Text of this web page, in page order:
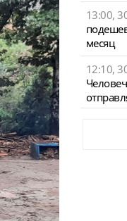
13:00,
месяц
12:10,